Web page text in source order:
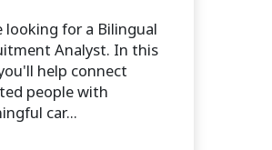
looking for a Bilingual
Analyst. In this
help connect
people with
car...